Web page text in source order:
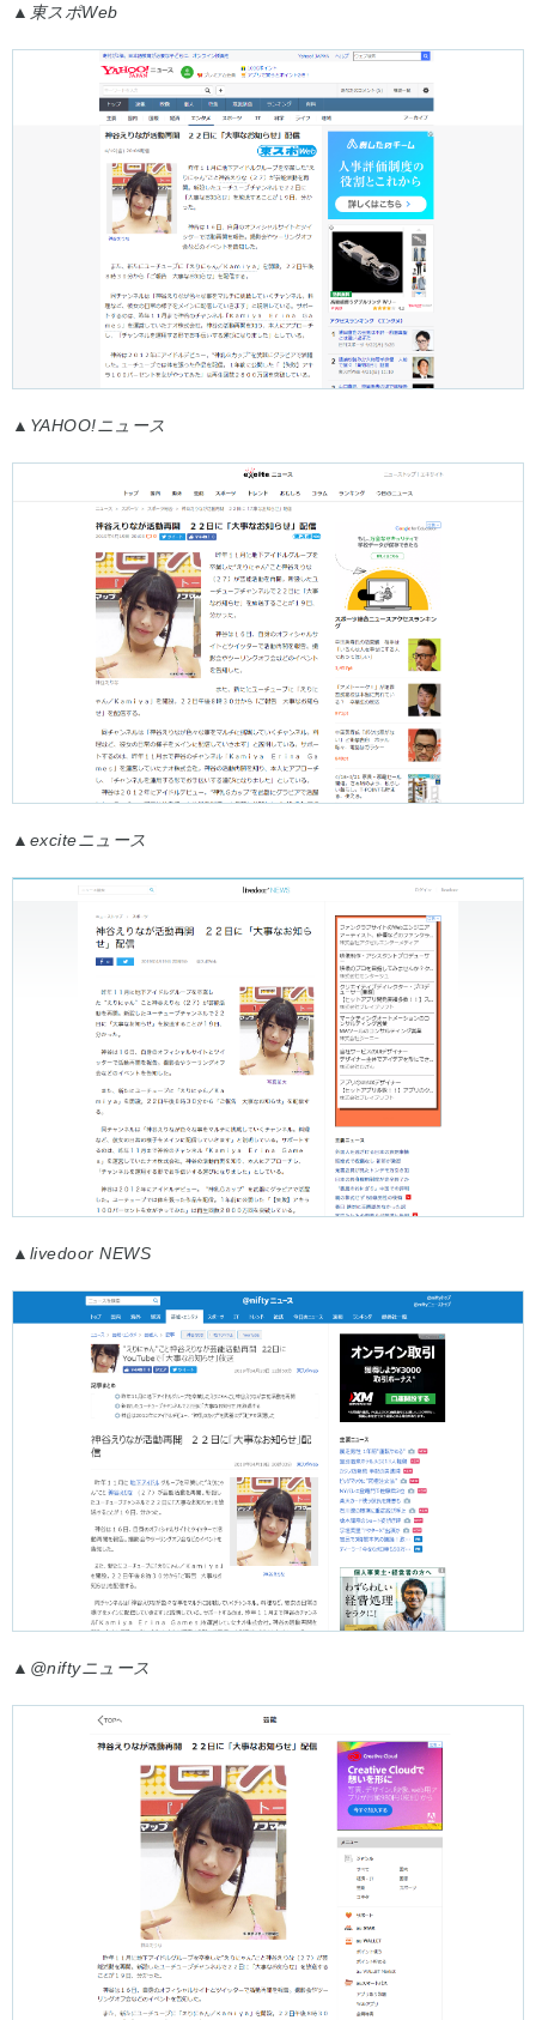
▲ 東スポWeb
▲ YAHOO!ニュース
▲ exciteニュース
▲ livedoor NEWS
▲ @niftyニュース